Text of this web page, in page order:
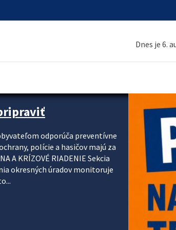
Dnes je 6.
odporúča preventívne
polície a hasičov majú za
A KRÍZOVÉ RIADENIE Sekcia
okresných úradov monitoruje